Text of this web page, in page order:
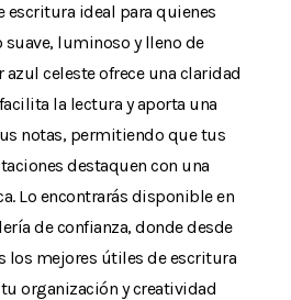
escritura ideal para quienes
suave, luminoso y lleno de
azul celeste ofrece una claridad
la lectura y aporta una
notas, permitiendo que tus
destaquen con una
Lo encontrarás disponible en
de confianza, donde desde
los mejores útiles de escritura
organización y creatividad